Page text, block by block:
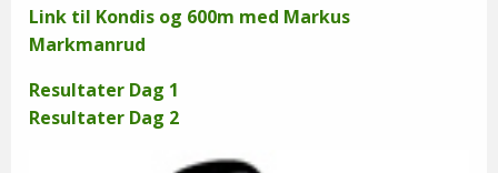
Link til Kondis og 600m med Markus
Markmanrud
Resultater Dag 1
Resultater Dag 2